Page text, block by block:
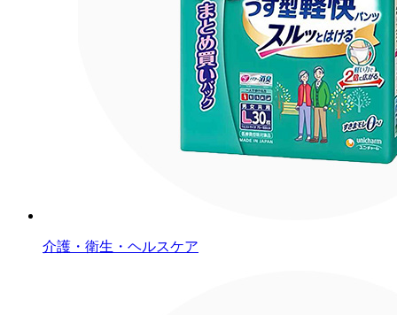
介護・衛生・ヘルスケア